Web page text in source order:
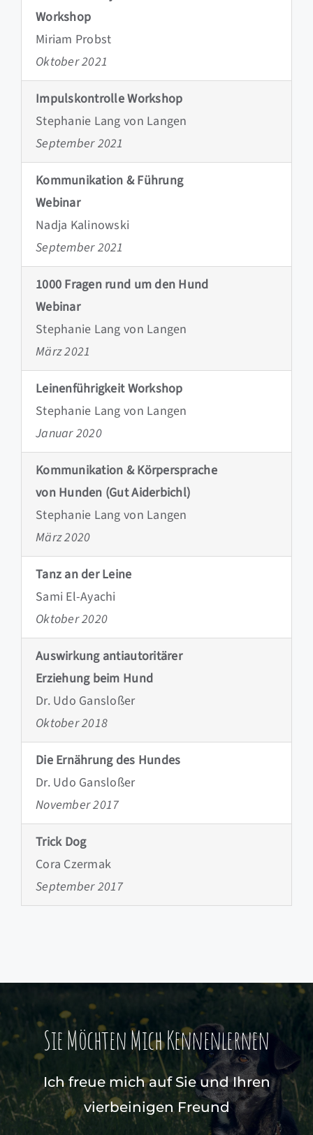
Workshop
Miriam Probst
Oktober 2021
Impulskontrolle Workshop
Stephanie Lang von Langen
September 2021
Kommunikation & Führung
Webinar
Nadja Kalinowski
September 2021
1000 Fragen rund um den Hund
Webinar
Stephanie Lang von Langen
März 2021
Leinenführigkeit Workshop
Stephanie Lang von Langen
Januar 2020
Kommunikation & Körpersprache
von Hunden (Gut Aiderbichl)
Stephanie Lang von Langen
März 2020
Tanz an der Leine
Sami El-Ayachi
Oktober 2020
Auswirkung antiautoritärer
Erziehung beim Hund
Dr. Udo Gansloßer
Oktober 2018
Die Ernährung des Hundes
Dr. Udo Gansloßer
November 2017
Trick Dog
Cora Czermak
September 2017
Sie Möchten Mich Kennenlernen
Ich freue mich auf Sie und Ihren
vierbeinigen Freund